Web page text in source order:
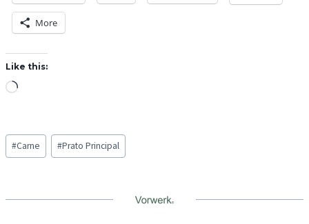
More
Like this:
L
d
i
g
Post
Tags:
#Carne #Prato Principal